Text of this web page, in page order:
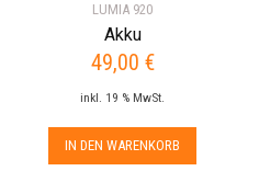
LUMIA 920
Akku
49,00 €
inkl. 19 % MwSt.
IN DEN WARENKORB